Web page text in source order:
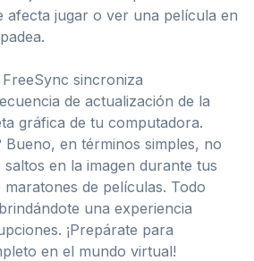
afecta jugar o ver una película en
sincroniza
de actualización de la
gráfica de tu computadora.
Bueno, en términos simples, no
en la imagen durante tus
maratones de películas. Todo
una experiencia
¡Prepárate para
en el mundo virtual!